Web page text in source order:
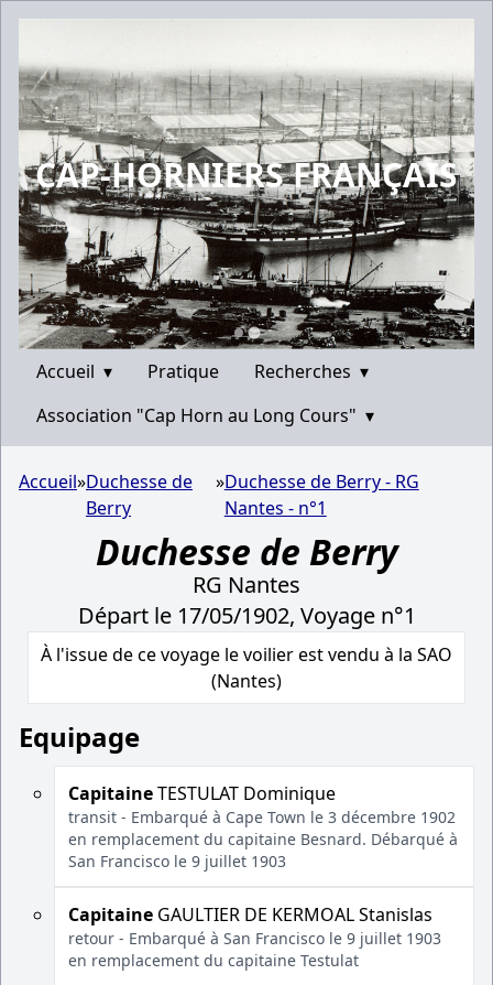
CAP-HORNIERS FRANÇAIS
Accueil ▾ Pratique Recherches ▾
Association "Cap Horn au Long Cours" ▾
Accueil»Duchesse de
Berry
»Duchesse de Berry - RG
Nantes - n°1
Duchesse de Berry
RG Nantes
Départ le 17/05/1902, Voyage n°1
À l'issue de ce voyage le voilier est vendu à la SAO
(Nantes)
Equipage
CapitaineTESTULAT Dominique
transit - Embarqué à Cape Town le 3 décembre 1902
en remplacement du capitaine Besnard. Débarqué à
San Francisco le 9 juillet 1903
Capitaine GAULTIER DE KERMOAL Stanislas
retour - Embarqué à San Francisco le 9 juillet 1903
en remplacement du capitaine Testulat